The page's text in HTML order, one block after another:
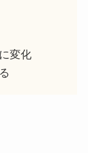
変化